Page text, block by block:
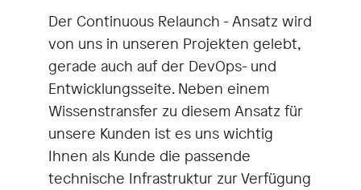
Der Continuous Relaunch - Ansatz wird
von uns in unseren Projekten gelebt,
gerade auch auf der DevOps- und
Entwicklungsseite. Neben einem
Wissenstransfer zu diesem Ansatz für
unsere Kunden ist es uns wichtig
Ihnen als Kunde die passende
technische Infrastruktur zur Verfügung